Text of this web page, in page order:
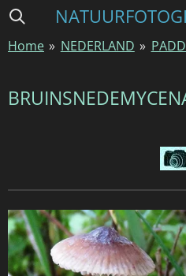
Ga
naar
hoofdinhoud
Home » NEDERLAND »